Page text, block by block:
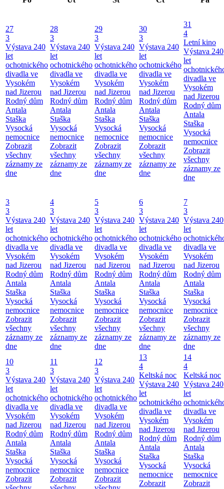
27
3
Výstava 240
let
ochotnického
divadla ve
Vysokém
nad Jizerou
Rodný dům
Antala
Staška
Vysocká
nemocnice
Zobrazit
všechny
záznamy ze
dne
28
3
Výstava 240
let
ochotnického
divadla ve
Vysokém
nad Jizerou
Rodný dům
Antala
Staška
Vysocká
nemocnice
Zobrazit
všechny
záznamy ze
dne
29
3
Výstava 240
let
ochotnického
divadla ve
Vysokém
nad Jizerou
Rodný dům
Antala
Staška
Vysocká
nemocnice
Zobrazit
všechny
záznamy ze
dne
30
3
Výstava 240
let
ochotnického
divadla ve
Vysokém
nad Jizerou
Rodný dům
Antala
Staška
Vysocká
nemocnice
Zobrazit
všechny
záznamy ze
dne
31
4
Letní kino
Výstava 240
let
divadla ve
Vysokém
nad Jizerou
Rodný dům
Antala
Staška
Vysocká
nemocnice
Zobrazit
všechny
záznamy ze
dne
3
3
Výstava 240
let
ochotnického
divadla ve
Vysokém
nad Jizerou
Rodný dům
Antala
Staška
Vysocká
nemocnice
Zobrazit
všechny
záznamy ze
dne
4
3
Výstava 240
let
ochotnického
divadla ve
Vysokém
nad Jizerou
Rodný dům
Antala
Staška
Vysocká
nemocnice
Zobrazit
všechny
záznamy ze
dne
5
3
Výstava 240
let
ochotnického
divadla ve
Vysokém
nad Jizerou
Rodný dům
Antala
Staška
Vysocká
nemocnice
Zobrazit
všechny
záznamy ze
dne
6
3
Výstava 240
let
ochotnického
divadla ve
Vysokém
nad Jizerou
Rodný dům
Antala
Staška
Vysocká
nemocnice
Zobrazit
všechny
záznamy ze
dne
7
3
Výstava 240
let
divadla ve
Vysokém
nad Jizerou
Rodný dům
Antala
Staška
Vysocká
nemocnice
Zobrazit
všechny
záznamy ze
dne
10
3
Výstava 240
let
ochotnického
divadla ve
Vysokém
nad Jizerou
Rodný dům
Antala
Staška
Vysocká
nemocnice
Zobrazit
11
3
Výstava 240
let
ochotnického
divadla ve
Vysokém
nad Jizerou
Rodný dům
Antala
Staška
Vysocká
nemocnice
Zobrazit
12
3
Výstava 240
let
ochotnického
divadla ve
Vysokém
nad Jizerou
Rodný dům
Antala
Staška
Vysocká
nemocnice
Zobrazit
13
4
Keltská noc
Výstava 240
let
ochotnického
divadla ve
Vysokém
nad Jizerou
Rodný dům
Antala
Staška
Vysocká
nemocnice
Zobrazit
14
4
Keltská noc
Výstava 240
let
divadla ve
Vysokém
nad Jizerou
Rodný dům
Antala
Staška
Vysocká
nemocnice
Zobrazit